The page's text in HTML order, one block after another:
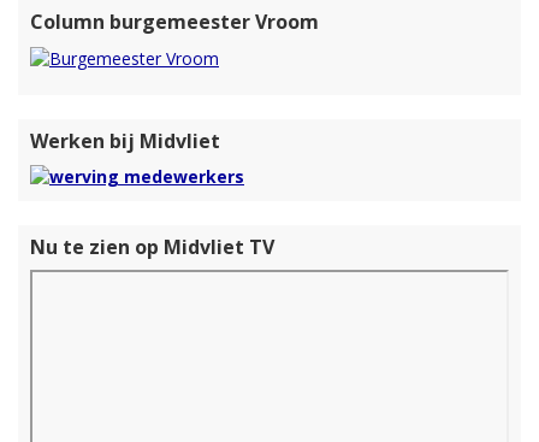
Column burgemeester Vroom
Werken bij Midvliet
Nu te zien op Midvliet TV